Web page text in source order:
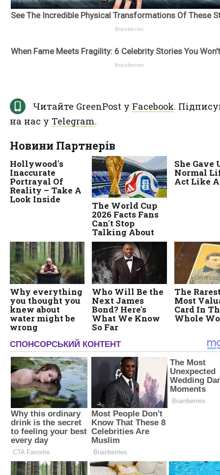
Читайте GreenPost у Facebook.
на нас у Telegram.